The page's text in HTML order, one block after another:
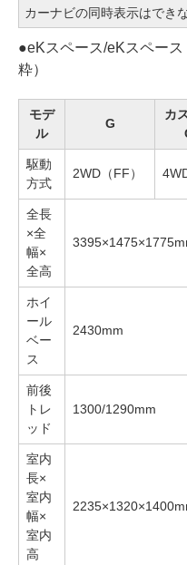
カーナビの同時表示はできな
●eKスペース/eKスペー
粋）
モデ
ル
G
カ
駆動
方式
2WD（FF）
全長
×全
幅×
全高
ホイ
ール
ベー
ス
2430mm
前後
トレ
ッド
1300/1290mm
室内
長×
室内
幅×
室内
高